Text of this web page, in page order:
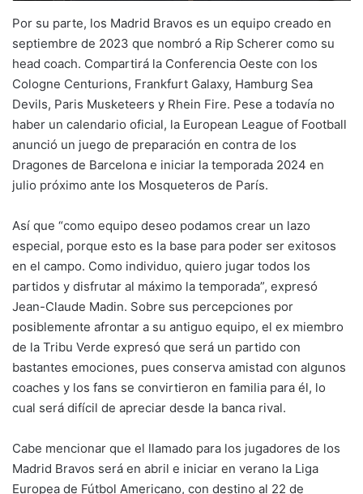
Por su parte, los Madrid Bravos es un equipo creado en
septiembre de 2023 que nombró a Rip Scherer como su
head coach. Compartirá la Conferencia Oeste con los
Cologne Centurions, Frankfurt Galaxy, Hamburg Sea
Devils, Paris Musketeers y Rhein Fire. Pese a todavía no
haber un calendario oficial, la European League of Football
anunció un juego de preparación en contra de los
Dragones de Barcelona e iniciar la temporada 2024 en
julio próximo ante los Mosqueteros de París.
Así que “como equipo deseo podamos crear un lazo
especial, porque esto es la base para poder ser exitosos
en el campo. Como individuo, quiero jugar todos los
partidos y disfrutar al máximo la temporada”, expresó
Jean-Claude Madin. Sobre sus percepciones por
posiblemente afrontar a su antiguo equipo, el ex miembro
de la Tribu Verde expresó que será un partido con
bastantes emociones, pues conserva amistad con algunos
coaches y los fans se convirtieron en familia para él, lo
cual será difícil de apreciar desde la banca rival.
Cabe mencionar que el llamado para los jugadores de los
Madrid Bravos será en abril e iniciar en verano la Liga
Europea de Fútbol Americano, con destino al 22 de